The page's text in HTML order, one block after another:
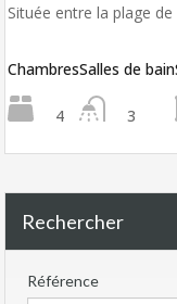
Située entre la plage
Chambres
4
Salles de bain
3
Rechercher
Référence